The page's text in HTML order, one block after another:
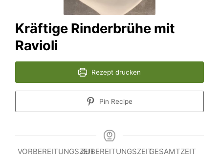
Kräftige Rinderbrühe mit
Ravioli
Rezept drucken
Pin Recipe
VORBEREITUNGSZEITZUBEREITUNGSZEITGESAMTZEIT